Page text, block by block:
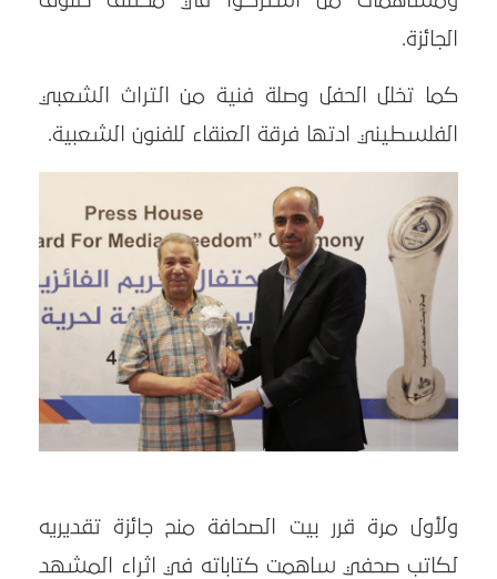
الجائزة.
كما تخلل الحفل وصلة فنية من التراث الشعبي
الفلسطيني ادتها فرقة العنقاء للفنون الشعبية.
ولأول مرة قرر بيت الصحافة منح جائزة تقديريه
لكاتب صحفي ساهمت كتاباته في اثراء المشهد